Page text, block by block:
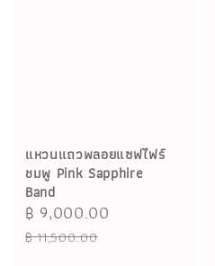
แหวนแถวพลอยแซฟไฟร์
ชมพู Pink Sapphire
Band
Sale
price
฿ 9,000.00
฿ 11,500.00